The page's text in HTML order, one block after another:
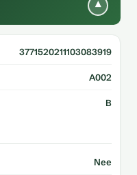
▾
3771520211103083919
A002
B
Nee